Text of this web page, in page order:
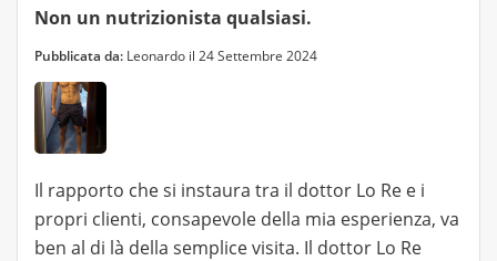
Non un nutrizionista qualsiasi.
Pubblicata da: Leonardo il 24 Settembre 2024
Il rapporto che si instaura tra il dottor Lo Re e i
propri clienti, consapevole della mia esperienza, va
ben al di là della semplice visita. Il dottor Lo Re